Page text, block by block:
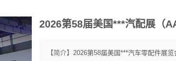
2026第58届美国***汽配展（
【简介】 2026第58届美国***汽车零配件展